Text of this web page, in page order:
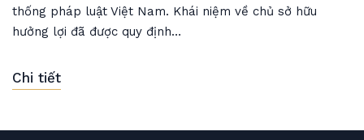
thống pháp luật Việt Nam. Khái niệm về chủ sở hữu
hưởng lợi đã được quy định…
Chi tiết